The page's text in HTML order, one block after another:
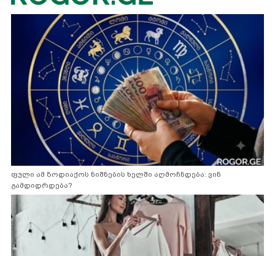
ფული ამ ზოდიაქოს ნიშნების ხელში აღმოჩნდება: ვინ
გამდიდრდება?